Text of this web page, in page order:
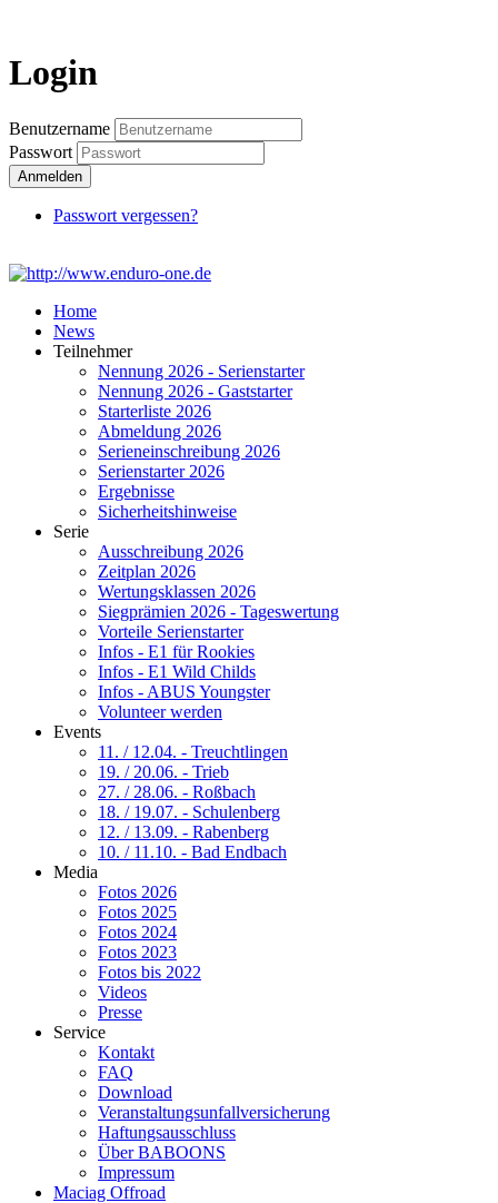
Login
Benutzername
Passwort
Anmelden
Passwort vergessen?
Home
News
Teilnehmer
Nennung 2026 - Serienstarter
Nennung 2026 - Gaststarter
Starterliste 2026
Abmeldung 2026
Serieneinschreibung 2026
Serienstarter 2026
Ergebnisse
Sicherheitshinweise
Serie
Ausschreibung 2026
Zeitplan 2026
Wertungsklassen 2026
Siegprämien 2026 - Tageswertung
Vorteile Serienstarter
Infos - E1 für Rookies
Infos - E1 Wild Childs
Infos - ABUS Youngster
Volunteer werden
Events
11. / 12.04. - Treuchtlingen
19. / 20.06. - Trieb
27. / 28.06. - Roßbach
18. / 19.07. - Schulenberg
12. / 13.09. - Rabenberg
10. / 11.10. - Bad Endbach
Media
Fotos 2026
Fotos 2025
Fotos 2024
Fotos 2023
Fotos bis 2022
Videos
Presse
Service
Kontakt
FAQ
Download
Veranstaltungsunfallversicherung
Haftungsausschluss
Über BABOONS
Impressum
Maciag Offroad